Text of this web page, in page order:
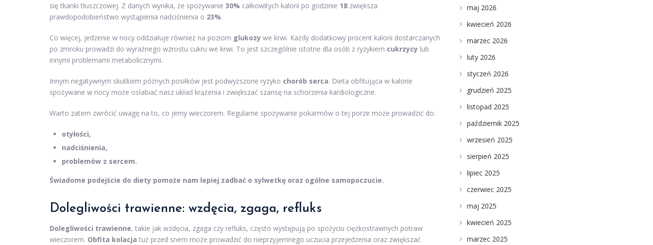
się tkanki tłuszczowej. Z danych wynika, że spożywanie 30% całkowitych kalorii po godzinie 18 zwiększa
prawdopodobieństwo wystąpienia nadciśnienia o 23%.
Co więcej, jedzenie w nocy oddziałuje również na poziom glukozy we krwi. Każdy dodatkowy procent kalorii dostarczanych
po zmroku prowadzi do wyraźnego wzrostu cukru we krwi. To jest szczególnie istotne dla osób z ryzykiem cukrzycy lub
innymi problemami metabolicznymi.
Innym negatywnym skutkiem późnych posiłków jest podwyższone ryzyko chorób serca. Dieta obfitująca w kalorie
spożywane w nocy może osłabiać nasz układ krążenia i zwiększać szansę na schorzenia kardiologiczne.
Warto zatem zwrócić uwagę na to, co jemy wieczorem. Regularne spożywanie pokarmów o tej porze może prowadzić do:
otyłości,
nadciśnienia,
problemów z sercem.
Świadome podejście do diety pomoże nam lepiej zadbać o sylwetkę oraz ogólne samopoczucie.
Dolegliwości trawienne: wzdęcia, zgaga, refluks
Dolegliwości trawienne, takie jak wzdęcia, zgaga czy refluks, często występują po spożyciu ciężkostrawnych potraw
wieczorem. Obfita kolacja tuż przed snem może prowadzić do nieprzyjemnego uczucia przejedzenia oraz zwiększać
maj 2026
kwiecień 2026
marzec 2026
luty 2026
styczeń 2026
grudzień 2025
listopad 2025
październik 2025
wrzesień 2025
sierpień 2025
lipiec 2025
czerwiec 2025
maj 2025
kwiecień 2025
marzec 2025